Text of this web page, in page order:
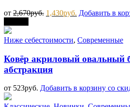
от 2,670руб. 1,430руб. Добавить в
Ниже себестоимости, Современные
Ковёр акриловый овальный
абстракция
от 523руб. Добавить в корзину со